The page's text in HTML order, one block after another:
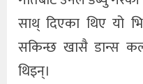
साथ् दिएका थिए यो
सकिन्छ खासै डान्स
थिइन्।